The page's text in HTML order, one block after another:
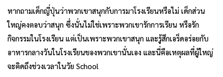
หากถามเด็กญี่ปุ่นว่าพวกเขาสนุกกับการมาโรงเรียนหรือไม่ เด็กส่วน
ใหญ่คงตอบว่าสนุก ซึ่งนั่นไม่ใช่เพราะพวกเขารักการเรียน หรือรัก
กิจกรรมในโรงเรียน แต่เป็นเพราะพวกเขาสนุก และรู้สึกเอร็ดอร่อยกับ
อาหารกลางวันในโรงเรียนของพวกเขานั่นเอง และนี่คือเหตุผลที่ผู้ใหญ่
จะคิดถึงช่วงเวลาในวัย School